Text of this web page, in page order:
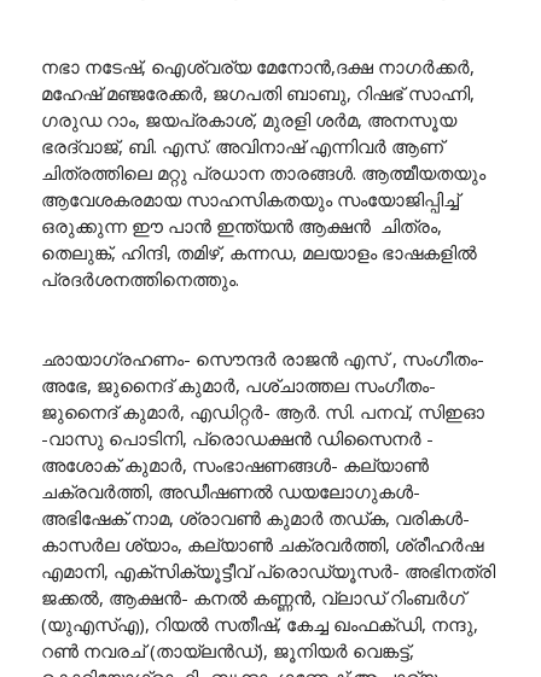
നഭാ നടേഷ്, ഐശ്വര്യ മേനോൻ,ദക്ഷ നാഗർക്കർ,
മഹേഷ് മഞ്ജരേക്കർ, ജഗപതി ബാബു, റിഷഭ് സാഹ്നി,
ഗരുഡ റാം, ജയപ്രകാശ്, മുരളി ശർമ, അനസൂയ
ഭരദ്വാജ്, ബി. എസ്. അവിനാഷ് എന്നിവർ ആണ്
ചിത്രത്തിലെ മറ്റു പ്രധാന താരങ്ങൾ. ആത്മീയതയും
ആവേശകരമായ സാഹസികതയും സംയോജിപ്പിച്ച്
ഒരുക്കുന്ന ഈ പാൻ ഇന്ത്യൻ ആക്ഷൻ ചിത്രം,
തെലുങ്ക്, ഹിന്ദി, തമിഴ്, കന്നഡ, മലയാളം ഭാഷകളിൽ
പ്രദർശനത്തിനെത്തും.
ഛായാഗ്രഹണം- സൌന്ദർ രാജൻ എസ് , സംഗീതം-
അഭേ, ജുനൈദ് കുമാർ, പശ്‌ചാത്തല സംഗീതം-
ജുനൈദ് കുമാർ, എഡിറ്റർ- ആർ. സി. പനവ്, സിഇഓ
-വാസു പൊടിനി, പ്രൊഡക്ഷൻ ഡിസൈനർ -
അശോക് കുമാർ, സംഭാഷണങ്ങൾ- കല്യാൺ
ചക്രവർത്തി, അഡീഷണൽ ഡയലോഗുകൾ-
അഭിഷേക് നാമ, ശ്രാവൺ കുമാർ തഡ്ക, വരികൾ-
കാസർല ശ്യാം, കല്യാൺ ചക്രവർത്തി, ശ്രീഹർഷ
എമാനി, എക്സിക്യൂട്ടീവ് പ്രൊഡ്യൂസർ- അഭിനത്രി
ജക്കൽ, ആക്ഷൻ- കനൽ കണ്ണൻ, വ്ലാഡ് റിംബർഗ്
(യുഎസ്എ), റിയൽ സതീഷ്, കേച്ച ഖംഫക്ഡി, നന്ദു,
റൺ നവരച് (തായ്ലൻഡ്), ജൂനിയർ വെങ്കട്ട്,